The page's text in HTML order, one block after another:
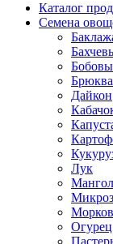
Каталог
Семена
Брюква
Дайкон
Лук
Огурец